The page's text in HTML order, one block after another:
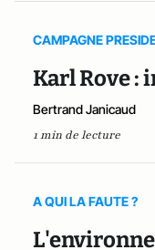
CAMPAGNE
Karl Rove :
Bertrand Janicaud
1 min de lecture
A QUI LA FAUTE ?